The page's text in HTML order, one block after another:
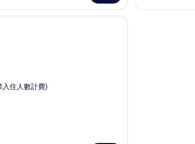
(Low
特
迷你吧、客房內保險箱、書桌、筆電工作空間
入住人數計費)